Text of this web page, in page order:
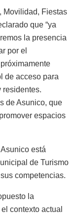
Movilidad, Fiestas
que “ya
la presencia
por el
de acceso para
residentes.
de Asunico, que
espacios
está
de Turismo
competencias.
la
contexto actual